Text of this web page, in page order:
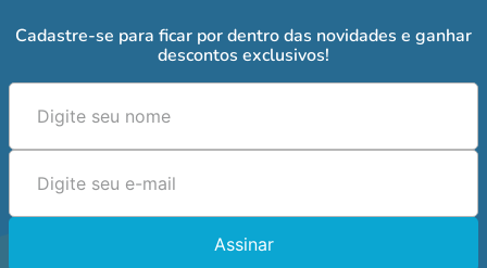
Cadastre-se para ficar por dentro das novidades e ganhar
descontos exclusivos!
Assinar